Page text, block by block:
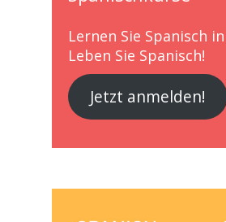
Lernen Sie Spanisch
Leben Sie Spanisch!
Jetzt anmelden!